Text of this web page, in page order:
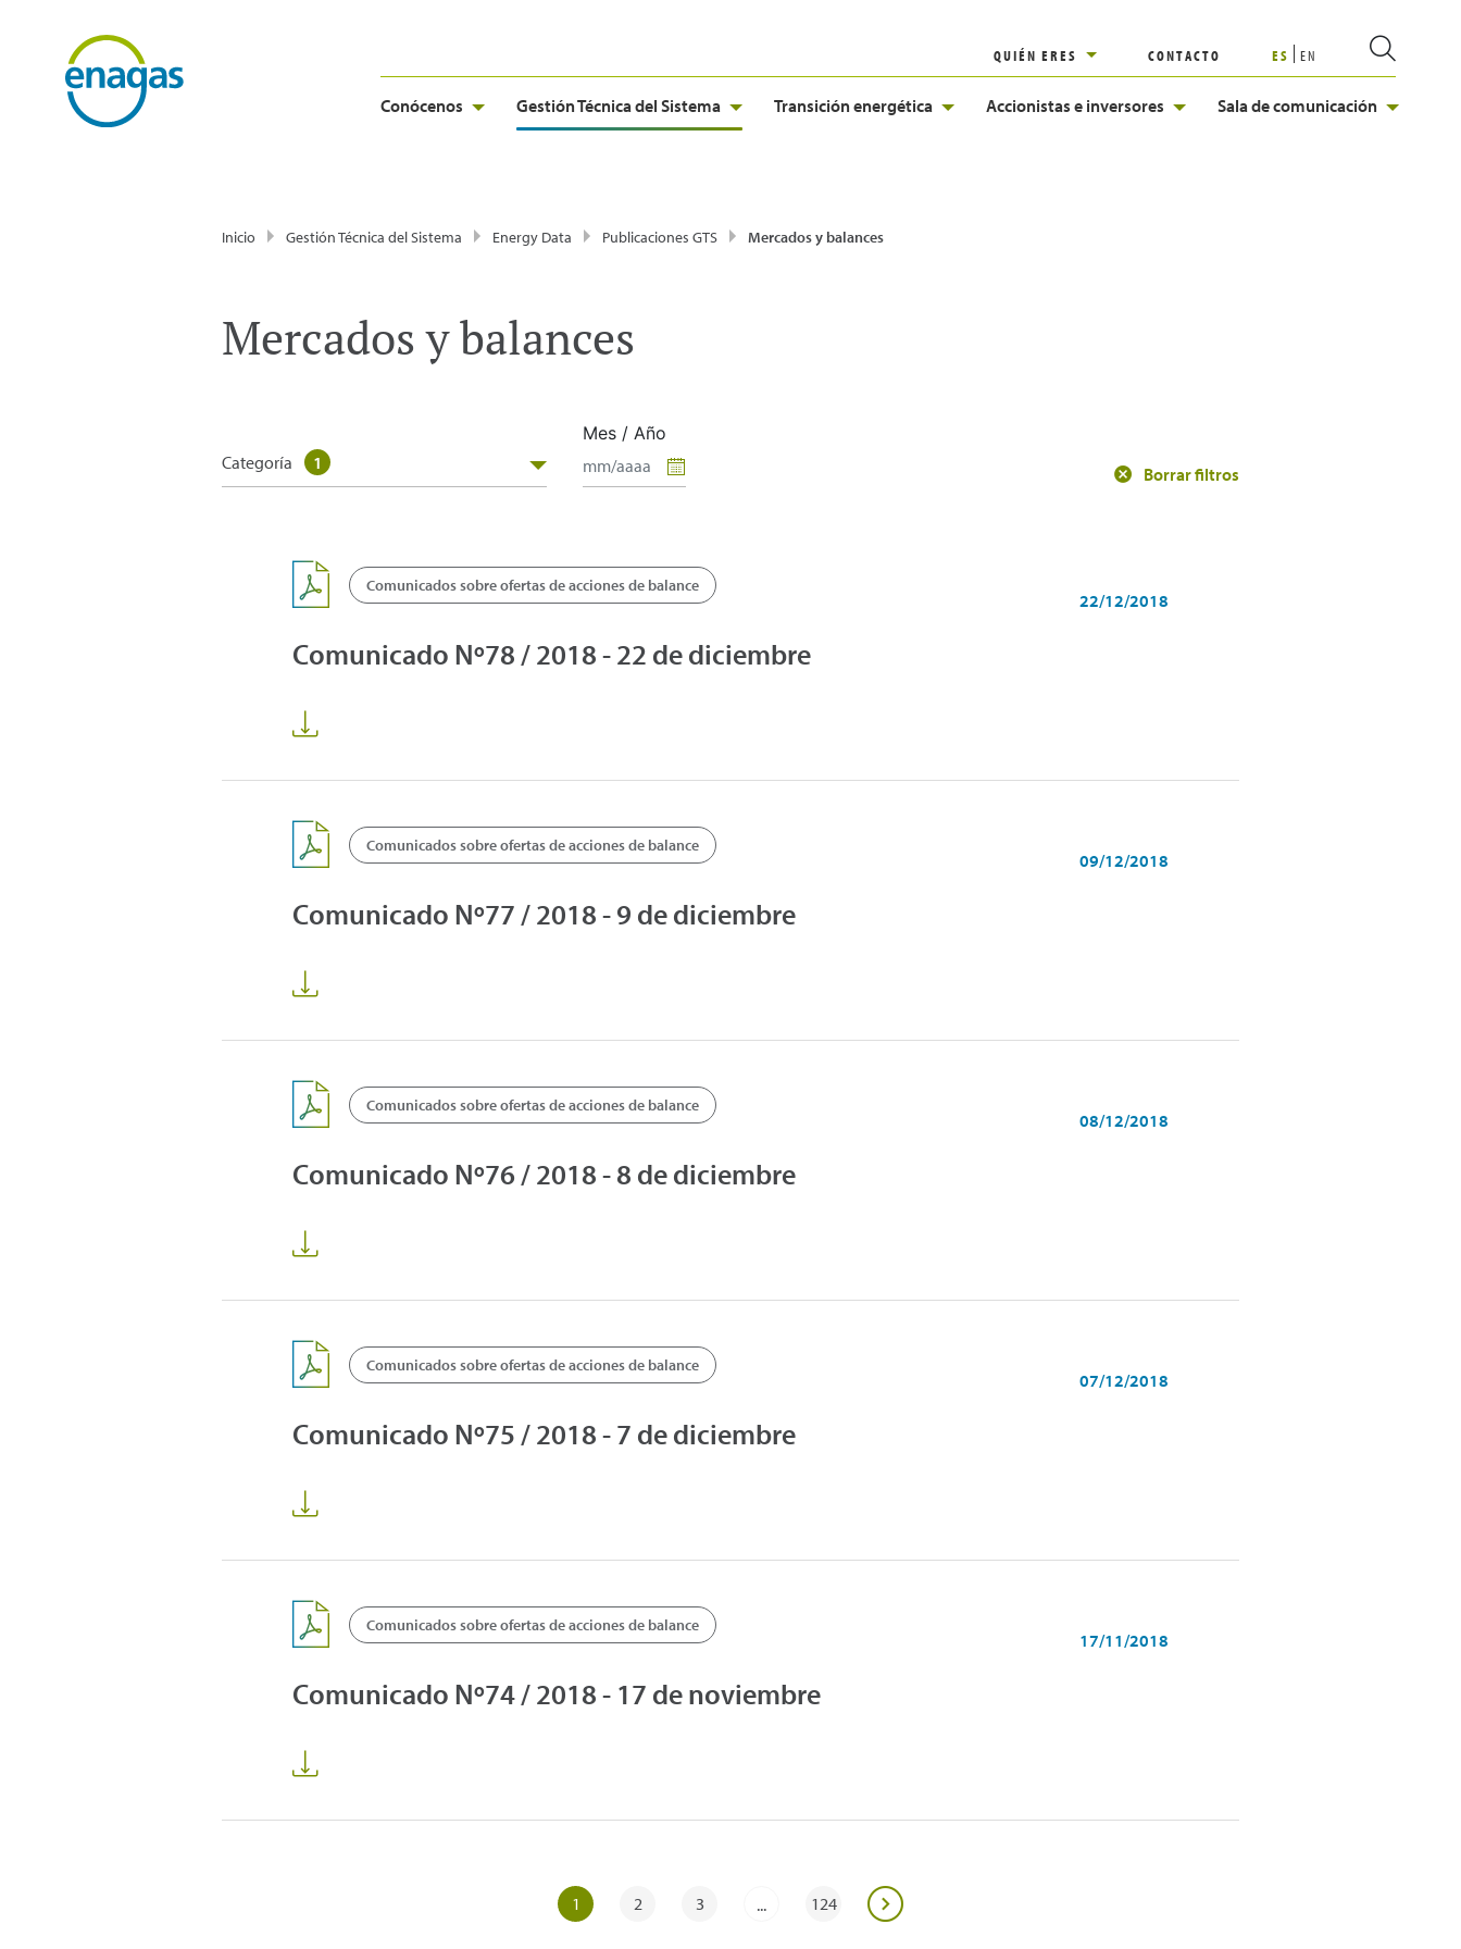
QUIÉN ERES CONTACTO ES EN
Conócenos Gestión Técnica del Sistema Transición energética Accionistas e inversores Sala de comunicación
Inicio Gestión Técnica del Sistema Energy Data Publicaciones GTS Mercados y balances
Mercados y balances
Categoría 1
Mes / Año
Borrar filtros
Comunicados sobre ofertas de acciones de balance
22/12/2018
Comunicado Nº78 / 2018 - 22 de diciembre
Comunicados sobre ofertas de acciones de balance
09/12/2018
Comunicado Nº77 / 2018 - 9 de diciembre
Comunicados sobre ofertas de acciones de balance
08/12/2018
Comunicado Nº76 / 2018 - 8 de diciembre
Comunicados sobre ofertas de acciones de balance
07/12/2018
Comunicado Nº75 / 2018 - 7 de diciembre
Comunicados sobre ofertas de acciones de balance
17/11/2018
Comunicado Nº74 / 2018 - 17 de noviembre
1 2 3 ... 124